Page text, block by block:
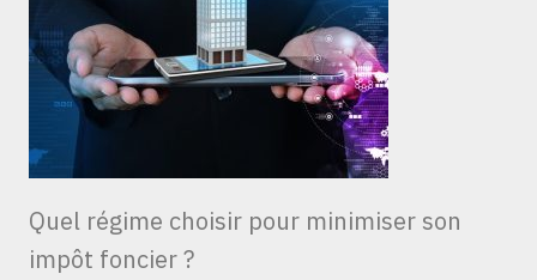
Quel régime choisir pour minimiser son
impôt foncier ?